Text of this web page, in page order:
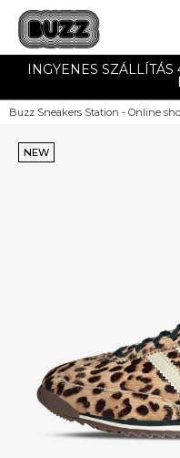
INGYENES
Buzz Sneakers Station - Online
NEW